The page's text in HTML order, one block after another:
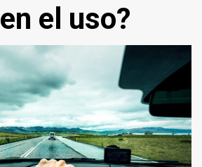
el uso?